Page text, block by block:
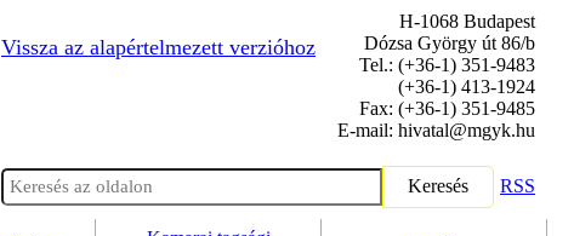
Vissza az alapértelmezett verzióhoz
H-1068 Budapest
Dózsa György út 86/b
Tel.: (+36-1) 351-9483
(+36-1) 413-1924
Fax: (+36-1) 351-9485
E-mail: hivatal@mgyk.hu
Keresés RSS